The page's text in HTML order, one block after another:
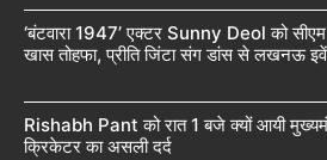
‘बंटवारा 1947’ एक्टर Sunny Deol को सीएम
खास तोहफा, प्रीति जिंटा संग डांस से लखनऊ
Rishabh Pant को रात 1 बजे क्यों आयी
क्रिकेटर का असली दर्द